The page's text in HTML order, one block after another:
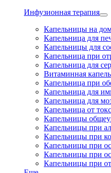
Инфузионная терапия
Капельницы на
Капельница для
Капельницы для
Капельница при
Капельница для
Витаминная
Капельница при
Капельница для
Капельница для
Капельница от
Капельницы
Капельницы при
Капельницы при
Капельницы при
Капельницы при
Капельницы при